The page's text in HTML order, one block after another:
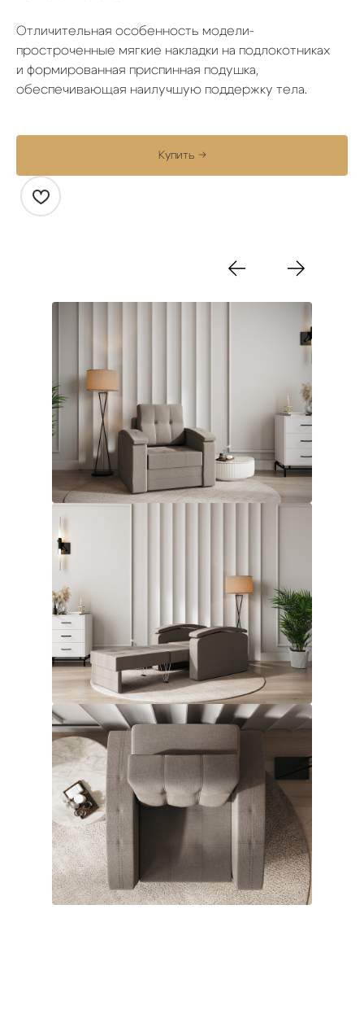
Отличительная особенность модели-
простроченные мягкие накладки на подлокотниках
и формированная приспинная подушка,
обеспечивающая наилучшую поддержку тела.
Купить →